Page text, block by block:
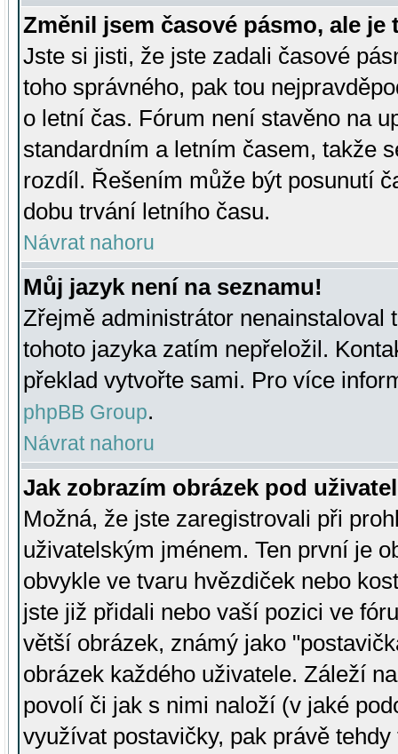
Změnil jsem časové pásmo, ale je
Jste si jisti, že jste zadali časové
toho správného, pak tou
o letní čas. Fórum není stavěno na
standardním a letním časem, takže
rozdíl. Řešením může být posunutí
dobu trvání letního času.
Návrat nahoru
Můj jazyk není na seznamu!
Zřejmě administrátor nenainstaloval
tohoto jazyka zatím nepřeložil.
překlad vytvořte sami. Pro více
phpBB Group.
Návrat nahoru
Jak zobrazím obrázek pod
Možná, že jste zaregistrovali při
uživatelským jménem. Ten první je
obvykle ve tvaru hvězdiček nebo
jste již přidali nebo vaší pozici ve
větší obrázek, známý jako
obrázek každého uživatele. Záleží
povolí či jak s nimi naloží (v jaké
využívat postavičky, pak právě